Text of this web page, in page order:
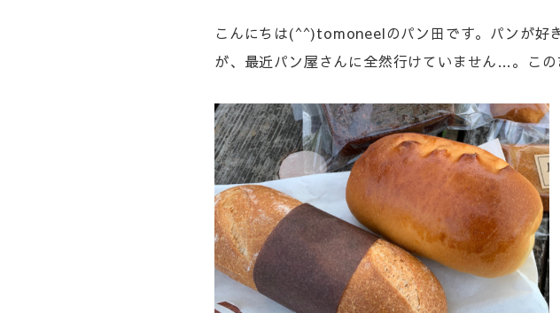
こんにちは(^^)tomoneelのパン田です。パンが好
が、最近パン屋さんに全然行けていません…。こ